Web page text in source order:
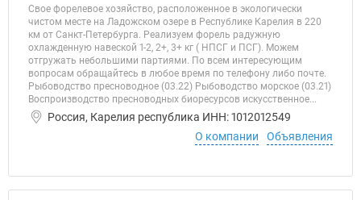
Свое форелевое хозяйство, расположенное в экологически
чистом месте на Ладожском озере в Республике Карелия в 220
км от Санкт-Петербурга. Реализуем форель радужную
охлажденную навеской 1-2, 2+, 3+ кг ( НПСГ и ПСГ). Можем
отгружать небольшими партиями. По всем интересующим
вопросам обращайтесь в любое время по телефону либо почте.
Рыбоводство пресноводное (03.22) Рыбоводство морское (03.21)
Воспроизводство пресноводных биоресурсов искусственное...
Россия, Карелия республика ИНН: 1012012549
О компании
Объявления